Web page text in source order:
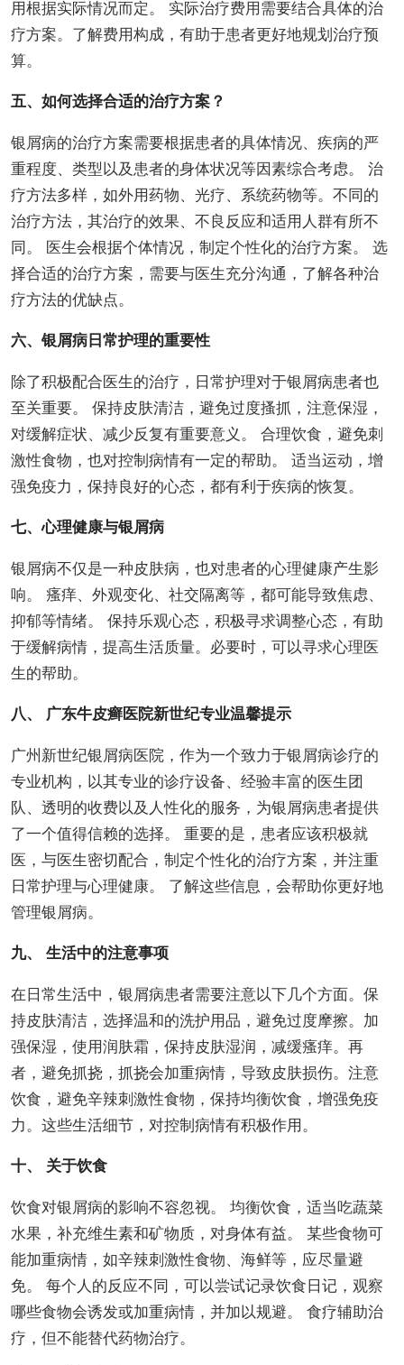
用根据实际情况而定。 实际治疗费用需要结合具体的治
疗方案。了解费用构成，有助于患者更好地规划治疗预
算。
五、如何选择合适的治疗方案？
银屑病的治疗方案需要根据患者的具体情况、疾病的严
重程度、类型以及患者的身体状况等因素综合考虑。 治
疗方法多样，如外用药物、光疗、系统药物等。不同的
治疗方法，其治疗的效果、不良反应和适用人群有所不
同。 医生会根据个体情况，制定个性化的治疗方案。 选
择合适的治疗方案，需要与医生充分沟通，了解各种治
疗方法的优缺点。
六、银屑病日常护理的重要性
除了积极配合医生的治疗，日常护理对于银屑病患者也
至关重要。 保持皮肤清洁，避免过度搔抓，注意保湿，
对缓解症状、减少反复有重要意义。 合理饮食，避免刺
激性食物，也对控制病情有一定的帮助。 适当运动，增
强免疫力，保持良好的心态，都有利于疾病的恢复。
七、心理健康与银屑病
银屑病不仅是一种皮肤病，也对患者的心理健康产生影
响。 瘙痒、外观变化、社交隔离等，都可能导致焦虑、
抑郁等情绪。 保持乐观心态，积极寻求调整心态，有助
于缓解病情，提高生活质量。必要时，可以寻求心理医
生的帮助。
八、 广东牛皮癣医院新世纪专业温馨提示
广州新世纪银屑病医院，作为一个致力于银屑病诊疗的
专业机构，以其专业的诊疗设备、经验丰富的医生团
队、透明的收费以及人性化的服务，为银屑病患者提供
了一个值得信赖的选择。 重要的是，患者应该积极就
医，与医生密切配合，制定个性化的治疗方案，并注重
日常护理与心理健康。 了解这些信息，会帮助你更好地
管理银屑病。
九、 生活中的注意事项
在日常生活中，银屑病患者需要注意以下几个方面。保
持皮肤清洁，选择温和的洗护用品，避免过度摩擦。加
强保湿，使用润肤霜，保持皮肤湿润，减缓瘙痒。再
者，避免抓挠，抓挠会加重病情，导致皮肤损伤。注意
饮食，避免辛辣刺激性食物，保持均衡饮食，增强免疫
力。这些生活细节，对控制病情有积极作用。
十、 关于饮食
饮食对银屑病的影响不容忽视。 均衡饮食，适当吃蔬菜
水果，补充维生素和矿物质，对身体有益。 某些食物可
能加重病情，如辛辣刺激性食物、海鲜等，应尽量避
免。 每个人的反应不同，可以尝试记录饮食日记，观察
哪些食物会诱发或加重病情，并加以规避。 食疗辅助治
疗，但不能替代药物治疗。